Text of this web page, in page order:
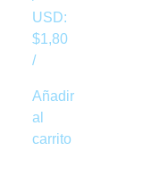
USD:
$1,80
/
Añadir
al
carrito